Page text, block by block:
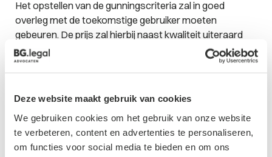
Deze website maakt gebruik van cookies
We gebruiken cookies om het gebruik van onze website
te verbeteren, content en advertenties te personaliseren,
om functies voor social media te bieden en om ons
Het opstellen van de gunningscriteria zal in goed
overleg met de toekomstige gebruiker moeten
gebeuren. De prijs zal hierbij naast kwaliteit uiteraard
ook altijd een rol spelen. Bij het eventueel gebruiken van
selectiecriteria waarmee het aantal gegadigden voor
volgende aspecten denken: heeft dit bedrijf ooit een
gehad en waar wordt eventuele data
opgeslagen.
Conclusie